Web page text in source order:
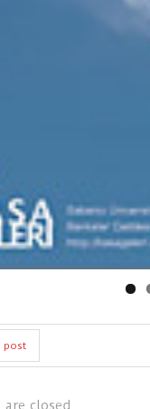
post
closed.